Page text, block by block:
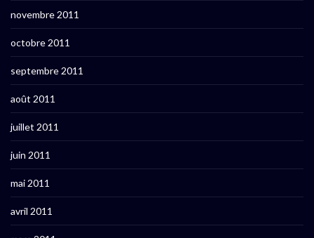
novembre 2011
octobre 2011
septembre 2011
août 2011
juillet 2011
juin 2011
mai 2011
avril 2011